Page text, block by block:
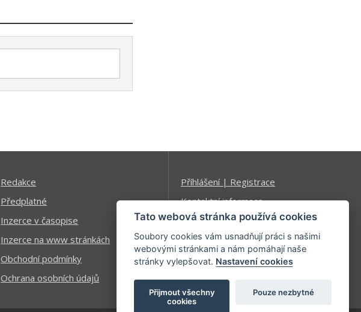
Redakce
Předplatné
Inzerce v časopise
Inzerce na www stránkách
Obchodní podmínky
Ochrana osobních údajů
Příhlášení | Registrace
Kontaktní informace
Mapa stránek
Tato webová stránka používá cookies
Soubory cookies vám usnadňují práci s našimi
webovými stránkami a nám pomáhají naše
stránky vylepšovat. Nastavení cookies
Přijmout všechny
cookies
Pouze nezbytné